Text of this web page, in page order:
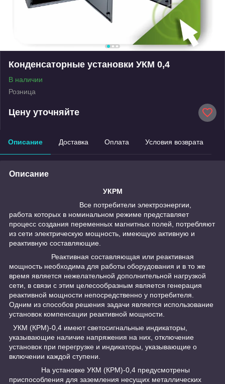
Конденсаторные установки УКМ 0,4
В наличии
Розница
Цену уточняйте
Описание Доставка Оплата Условия возврата
Описание
УКРМ
Все потребители электроэнергии,
работа которых в номинальном режиме представляет
процесс создания переменных магнитных полей, потребляют
из сети электрическую мощность, имеющую активную и
реактивную составляющие.
Реактивная составляющая или реактивная
мощность необходима для работы оборудования и в то же
время является нежелательной дополнительной нагрузкой
сети, в связи с этим целесообразным является генерация
реактивной мощности непосредственно у потребителя.
Одним из способов решения задачи является использование
установок компенсации реактивной мощности.
УКМ (КРМ)-0,4 имеют светосигнальные индикаторы,
указывающие наличие напряжения на них, отключение
установок при перегрузке и индикаторы, указывающие о
включении каждой ступени.
На установке УКМ (КРМ)-0,4 предусмотрены
приспособления для заземления несущих металлических